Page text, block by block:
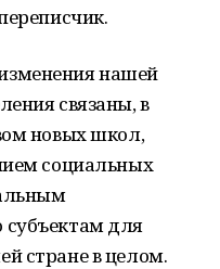
нашей
связаны, в
новых школ,
социальных
для
стране в целом.